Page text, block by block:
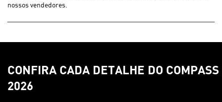
nossos vendedores.
CONFIRA CADA DETALHE DO COMPASS
2026